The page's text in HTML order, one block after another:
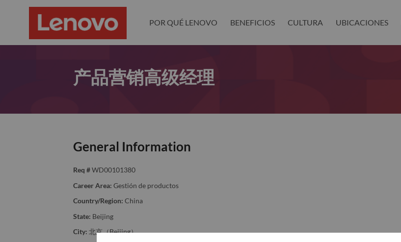
POR QUÉ LENOVO BENEFICIOS CULTURA UBICACIONES
产品营销高级经理
General Information
Req # WD00101380
Career Area: Gestión de productos
Country/Region: China
State: Beijing
City: 北京（Beijing）